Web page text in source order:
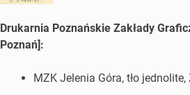
Drukarnia Poznańskie Zakłady
Poznań]:
MZK Jelenia Góra, tło jednolite,